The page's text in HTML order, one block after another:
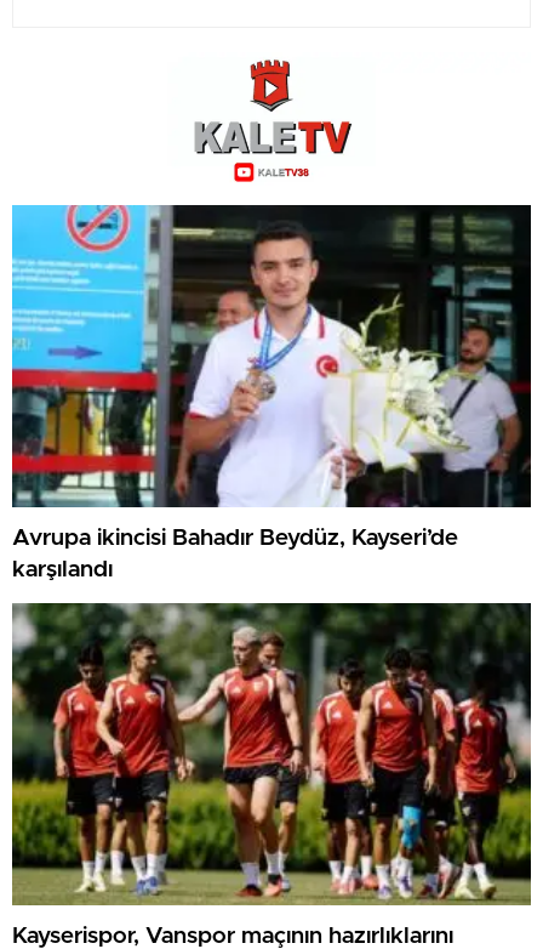
Avrupa ikincisi Bahadır Beydüz, Kayseri’de
karşılandı
Kayserispor, Vanspor maçının hazırlıklarını